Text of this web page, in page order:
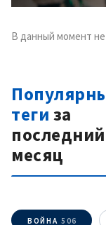
В данный момент
теги за
последний
месяц
ВОЙНА 506